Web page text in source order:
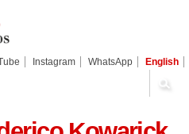
Instagram WhatsApp English